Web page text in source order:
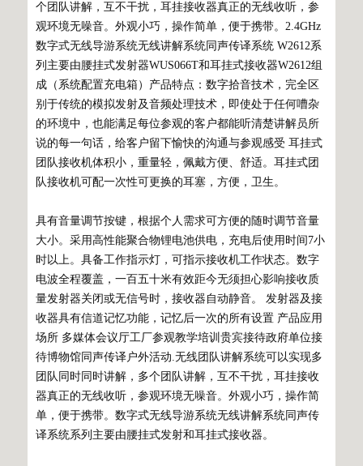
个团队讲解，互不干扰，耳挂接收器真正的无线收听，参
观环境无噪音。外观小巧，操作简单，便于携带。2.4GHz
数字式无线导游系统无线讲解系统同声传译系统 W2612系
列主要由腰挂式发射器WUS066T和耳挂式接收器W2612组
成（系统配置充电箱）产品特点：数字拾音技术，完全区
别于传统的模拟发射及音频处理技术，即使处于任何嘈杂
的环境中，也能满足每位参观的客户都能听清楚讲解员所
说的每一句话，给客户留下愉快的沟通与参观感受 耳挂式
团队接收机体积小，重量轻，佩戴方便、舒适。耳挂式团
队接收机可配一次性可更换的耳塞，方便，卫生。
具有音量调节按键，根据个人需求可方便的随时调节音量
大小。采用高性能聚合物锂电池供电，充电后使用时间7小
时以上。具备工作指示灯，可指示接收机工作状态。数字
电波全程覆盖，一百五十米有效距今无须担心影响接收质
量发射器关闭或无信号时，接收器自动静音。 发射器及接
收器具有信道记忆功能，记忆后一次的所有设置 产品应用
场所 多媒体会议厅工厂参观教学培训贵宾接待政府单位接
待博物馆同声传译户外活动.无线团队讲解系统可以实现多
团队同时同时讲解，多个团队讲解，互不干扰，耳挂接收
器真正的无线收听，参观环境无噪音。外观小巧，操作简
单，便于携带。数字式无线导游系统无线讲解系统同声传
译系统系列主要由腰挂式发射和耳挂式接收器。